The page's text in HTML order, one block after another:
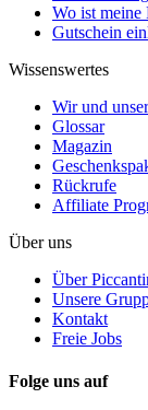
Wo ist meine
Gutschein
Wissenswertes
Wir und
Glossar
Magazin
Rückrufe
Affiliate
Über uns
Über
Unsere
Kontakt
Freie Jobs
Folge uns auf